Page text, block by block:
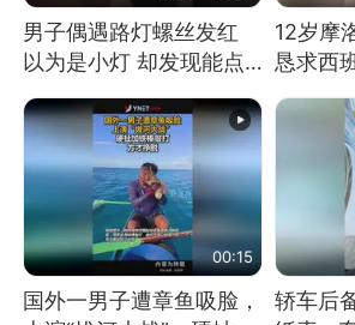
男子偶遇路灯螺丝发红
以为是小灯 却发现能点
处理
12岁摩
恳求西
00:15
国外一男子遭章鱼吸脸，
轿车后